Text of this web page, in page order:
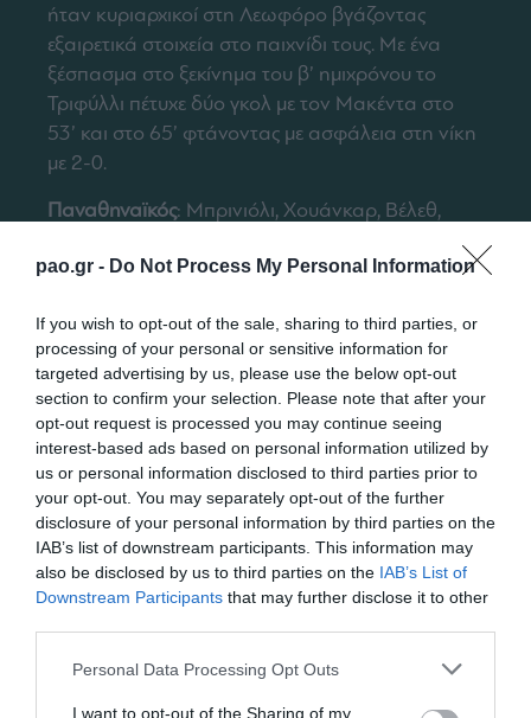
pao.gr - Do Not Process My Personal Information
If you wish to opt-out of the sale, sharing to third parties, or
processing of your personal or sensitive information for
targeted advertising by us, please use the below opt-out
section to confirm your selection. Please note that after your
opt-out request is processed you may continue seeing
interest-based ads based on personal information utilized by
us or personal information disclosed to third parties prior to
your opt-out. You may separately opt-out of the further
disclosure of your personal information by third parties on the
IAB’s list of downstream participants. This information may
also be disclosed by us to third parties on the IAB’s List of
Downstream Participants that may further disclose it to other
Please note that this website/app uses one or more Google
not limited to your visit or usage behaviour. You may click to
Personal Data Processing Opt Outs
I want to opt-out of the Sharing of my
ήταν κυριαρχικοί στη Λεωφόρο βγάζοντας
εξαιρετικά στοιχεία στο παιχνίδι τους. Με ένα
ξέσπασμα στο ξεκίνημα του β’ ημιχρόνου το
Τριφύλλι πέτυχε δύο γκολ με τον Μακέντα στο
53’ και στο 65’ φτάνοντας με ασφάλεια στη νίκη
με 2-0.
Παναθηναϊκός: Μπρινιόλι, Χουάνκαρ, Βέλεθ,
Κώτσιρας, Μαουρίσιο (75’ Χατζηγιοβάνης),
Χατζηθεοδωρίδης), Αϊτόρ (75’ Μπουζούκης).